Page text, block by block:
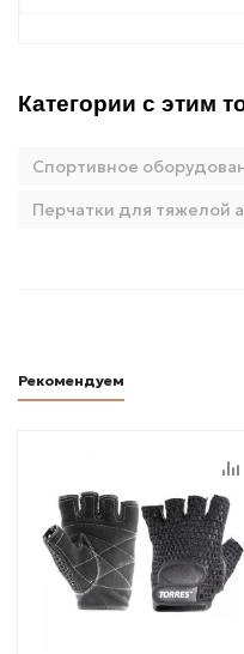
Категории с этим
Спортивное
Перчатки для тяжелой
Рекомендуем